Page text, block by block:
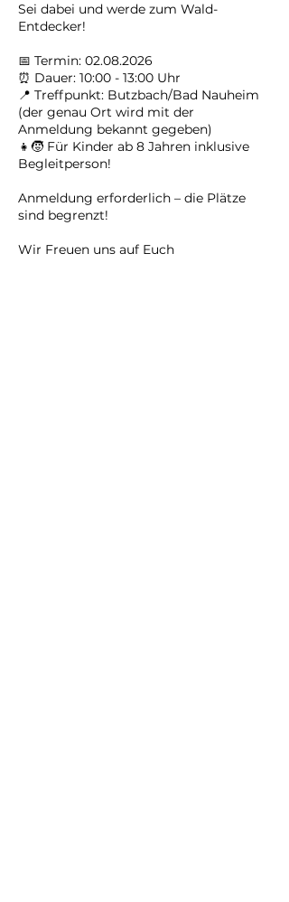
Sei dabei und werde zum Wald-
Entdecker!
📅 Termin: 02.08.2026
⏰ Dauer: 10:00 - 13:00 Uhr
📍 Treffpunkt: Butzbach/Bad Nauheim
(der genau Ort wird mit der
Anmeldung bekannt gegeben)
👧🧒 Für Kinder ab 8 Jahren inklusive
Begleitperson!
Anmeldung erforderlich – die Plätze
sind begrenzt!
Wir Freuen uns auf Euch